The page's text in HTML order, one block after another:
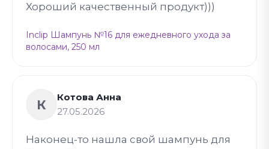
Хороший качественный продукт)))
Inclip Шампунь №16 для ежедневного ухода за
волосами, 250 мл
К
Котова Анна
27.05.2026
Наконец-то нашла свой шампунь для